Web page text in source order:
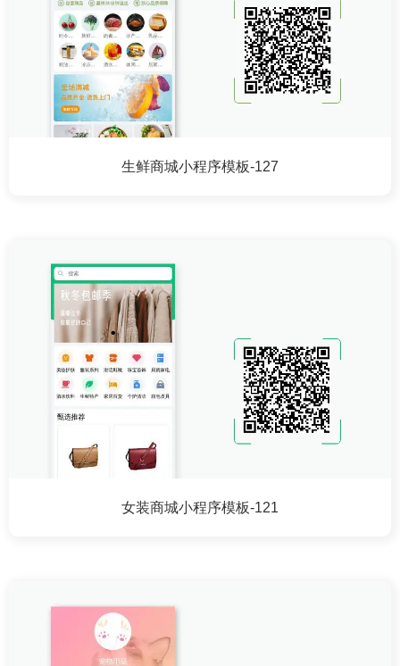
生鲜商城小程序模板-127
女装商城小程序模板-121